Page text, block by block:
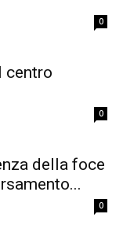
0
centro
0
della foce
0